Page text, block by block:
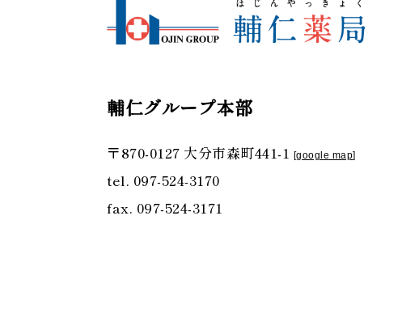
輔仁グループ本部
〒870-0127 大分市森町441-1 [google map]
tel. 097-524-3170
fax. 097-524-3171